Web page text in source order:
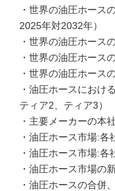
・世界の油圧ホース
2025年対2032年）
・世界の油圧ホース
・世界の油圧ホース
・世界の油圧ホース
・油圧ホースにおけ
ティア2、ティア3）
・主要メーカーの本
・油圧ホース市場:各
・油圧ホース市場:各
・油圧ホース市場の
・油圧ホースの合併